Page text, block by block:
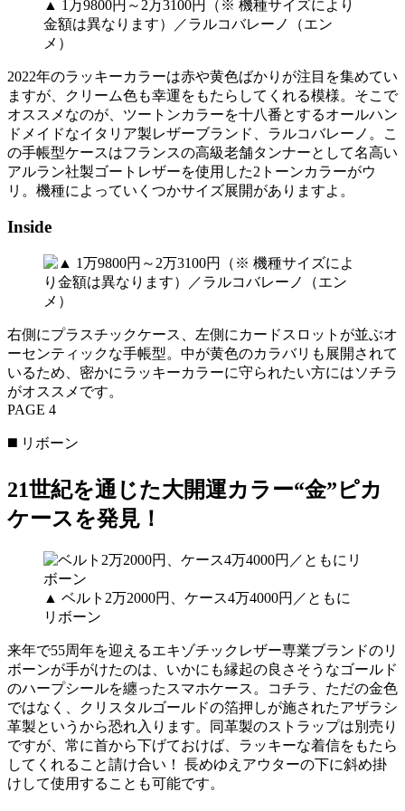
▲ 1万9800円～2万3100円（※ 機種サイズにより
金額は異なります）／ラルコバレーノ（エン
メ）
2022年のラッキーカラーは赤や黄色ばかりが注目を集めてい
ますが、クリーム色も幸運をもたらしてくれる模様。そこで
オススメなのが、ツートンカラーを十八番とするオールハン
ドメイドなイタリア製レザーブランド、ラルコバレーノ。こ
の手帳型ケースはフランスの高級老舗タンナーとして名高い
アルラン社製ゴートレザーを使用した2トーンカラーがウ
リ。機種によっていくつかサイズ展開がありますよ。
Inside
右側にプラスチックケース、左側にカードスロットが並ぶオ
ーセンティックな手帳型。中が黄色のカラバリも展開されて
いるため、密かにラッキーカラーに守られたい方にはソチラ
がオススメです。
PAGE 4
◼️ リボーン
21世紀を通じた大開運カラー“金”ピカ
ケースを発見！
▲ ベルト2万2000円、ケース4万4000円／ともに
リボーン
来年で55周年を迎えるエキゾチックレザー専業ブランドのリ
ボーンが手がけたのは、いかにも縁起の良さそうなゴールド
のハープシールを纏ったスマホケース。コチラ、ただの金色
ではなく、クリスタルゴールドの箔押しが施されたアザラシ
革製というから恐れ入ります。同革製のストラップは別売り
ですが、常に首から下げておけば、ラッキーな着信をもたら
してくれること請け合い！ 長めゆえアウターの下に斜め掛
けして使用することも可能です。